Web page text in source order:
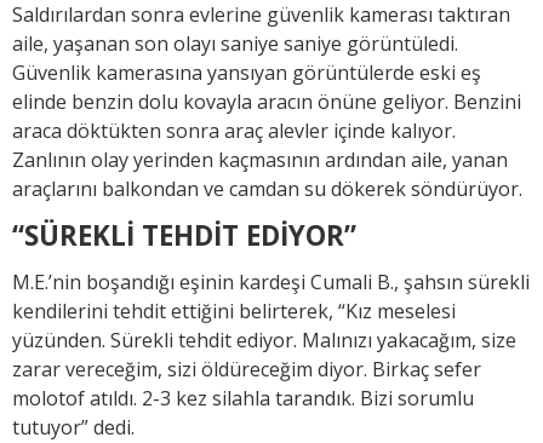
Saldırılardan sonra evlerine güvenlik kamerası taktıran
aile, yaşanan son olayı saniye saniye görüntüledi.
Güvenlik kamerasına yansıyan görüntülerde eski eş
elinde benzin dolu kovayla aracın önüne geliyor. Benzini
araca döktükten sonra araç alevler içinde kalıyor.
Zanlının olay yerinden kaçmasının ardından aile, yanan
araçlarını balkondan ve camdan su dökerek söndürüyor.
“SÜREKLİ TEHDİT EDİYOR”
M.E.’nin boşandığı eşinin kardeşi Cumali B., şahsın sürekli
kendilerini tehdit ettiğini belirterek, “Kız meselesi
yüzünden. Sürekli tehdit ediyor. Malınızı yakacağım, size
zarar vereceğim, sizi öldüreceğim diyor. Birkaç sefer
molotof atıldı. 2-3 kez silahla tarandık. Bizi sorumlu
tutuyor” dedi.